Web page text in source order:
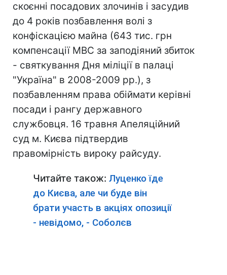
скоєнні посадових злочинів і засудив
до 4 років позбавлення волі з
конфіскацією майна (643 тис. грн
компенсації МВС за заподіяний збиток
- святкування Дня міліції в палаці
"Україна" в 2008-2009 рр.), з
позбавленням права обіймати керівні
посади і рангу державного
службовця. 16 травня Апеляційний
суд м. Києва підтвердив
правомірність вироку райсуду.
Читайте також: Луценко їде
до Києва, але чи буде він
брати участь в акціях опозиції
- невідомо, - Соболєв